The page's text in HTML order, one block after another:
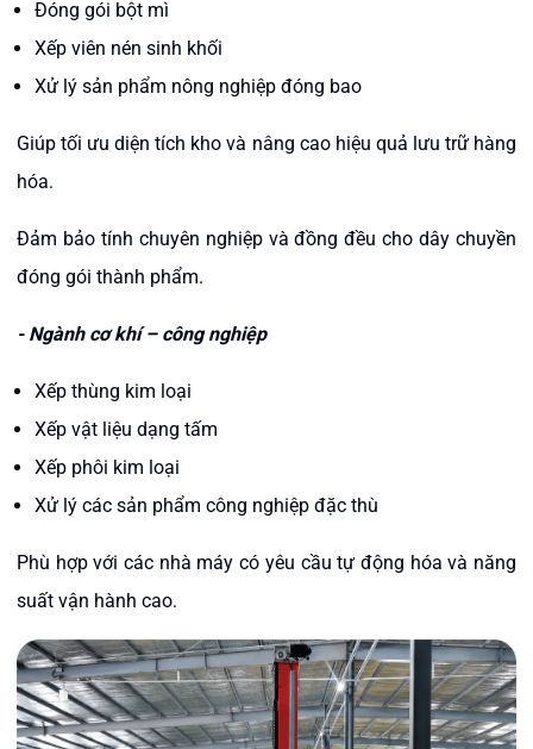
Đóng gói bột mì
Xếp viên nén sinh khối
Xử lý sản phẩm nông nghiệp đóng bao
Giúp tối ưu diện tích kho và nâng cao hiệu quả lưu trữ hàng
hóa.
Đảm bảo tính chuyên nghiệp và đồng đều cho dây chuyền
đóng gói thành phẩm.
- Ngành cơ khí – công nghiệp
Xếp thùng kim loại
Xếp vật liệu dạng tấm
Xếp phôi kim loại
Xử lý các sản phẩm công nghiệp đặc thù
Phù hợp với các nhà máy có yêu cầu tự động hóa và năng
suất vận hành cao.